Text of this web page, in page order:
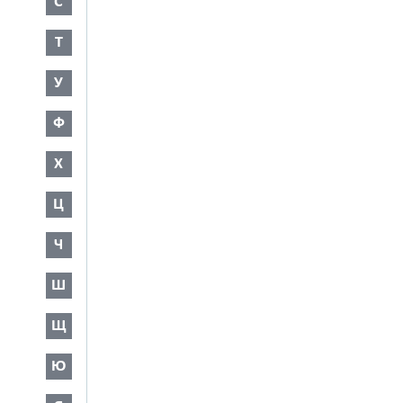
Т
У
Ф
Х
Ц
Ч
Ш
Щ
Ю